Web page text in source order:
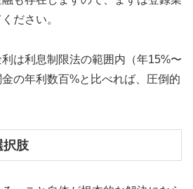
ださい。
は利息制限法の範囲内（年15%〜
の年利数百%と比べれば、圧倒的
択肢